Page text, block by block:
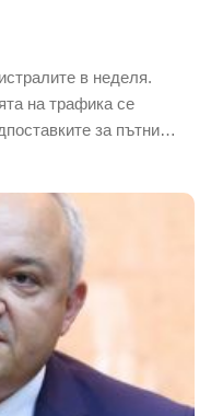
в неделя.
на трафика се
за пътни…